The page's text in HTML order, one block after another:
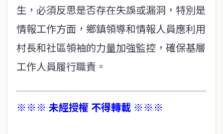
生，必須反思是否存在失誤或漏洞，特別是
情報工作方面，鄉鎮領導和情報人員應利用
村長和社區領袖的力量加強監控，確保基層
工作人員履行職責。
※※※ 未經授權 不得轉載 ※※※